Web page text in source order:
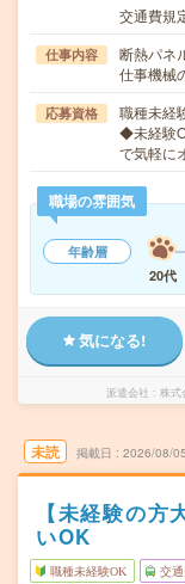
交通費規
仕事内容
断熱パネ
仕事機械
応募資格
職種未経
◆未経験
で気軽に
職場の雰囲気
年齢層
20代
気になる!
派遣会社 株式
未読 掲載日 2026/08/05
【未経験の
いOK
職種未経験OK 交